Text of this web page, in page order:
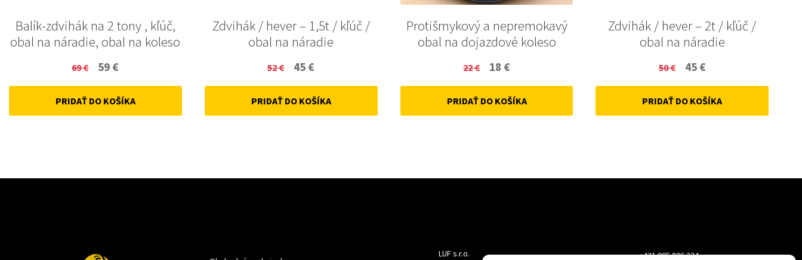
Balík-zdvihák na 2 tony , kľúč,
obal na náradie, obal na koleso
69€
Original
price
was:
59 €
price
is:
PRIDAŤ DO KOŠÍKA
Zdvihák / hever – 1,5t / kľúč /
obal na náradie
52€
Original
price
was:
45 €
price
is:
PRIDAŤ DO KOŠÍKA
Protišmykový a nepremokavý
obal na dojazdové koleso
22€
Original
price
was:
18 €Current
price
is:
PRIDAŤ DO KOŠÍKA
Zdvihák / hever – 2t / kľúč /
obal na náradie
50€
Original
price
was:
45 €Current
price
is:
PRIDAŤ DO KOŠÍKA
LUF s.r.o. +421 905 806 234